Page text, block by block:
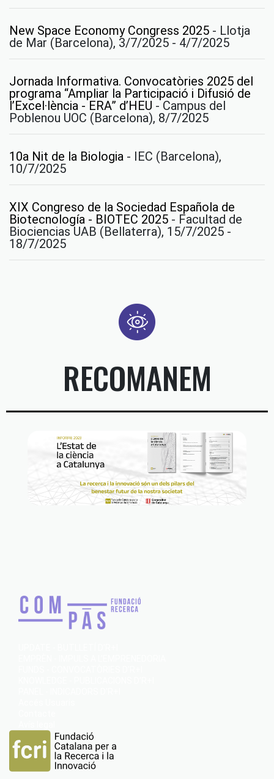
New Space Economy Congress 2025 - Llotja
de Mar (Barcelona), 3/7/2025 - 4/7/2025
Jornada Informativa. Convocatòries 2025 del
programa “Ampliar la Participació i Difusió de
l’Excel·lència - ERA” d’HEU - Campus del
Poblenou UOC (Barcelona), 8/7/2025
10a Nit de la Biologia - IEC (Barcelona),
10/7/2025
XIX Congreso de la Sociedad Española de
Biotecnología - BIOTEC 2025 - Facultad de
Biociencias UAB (Bellaterra), 15/7/2025 -
18/7/2025
RECOMANEM